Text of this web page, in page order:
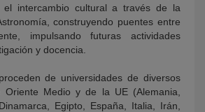
el intercambio cultural a través de la
construyendo puentes entre
impulsando futuras actividades
y docencia.
de universidades de diversos
Oriente Medio y de la UE (Alemania,
Egipto, España, Italia, Irán,